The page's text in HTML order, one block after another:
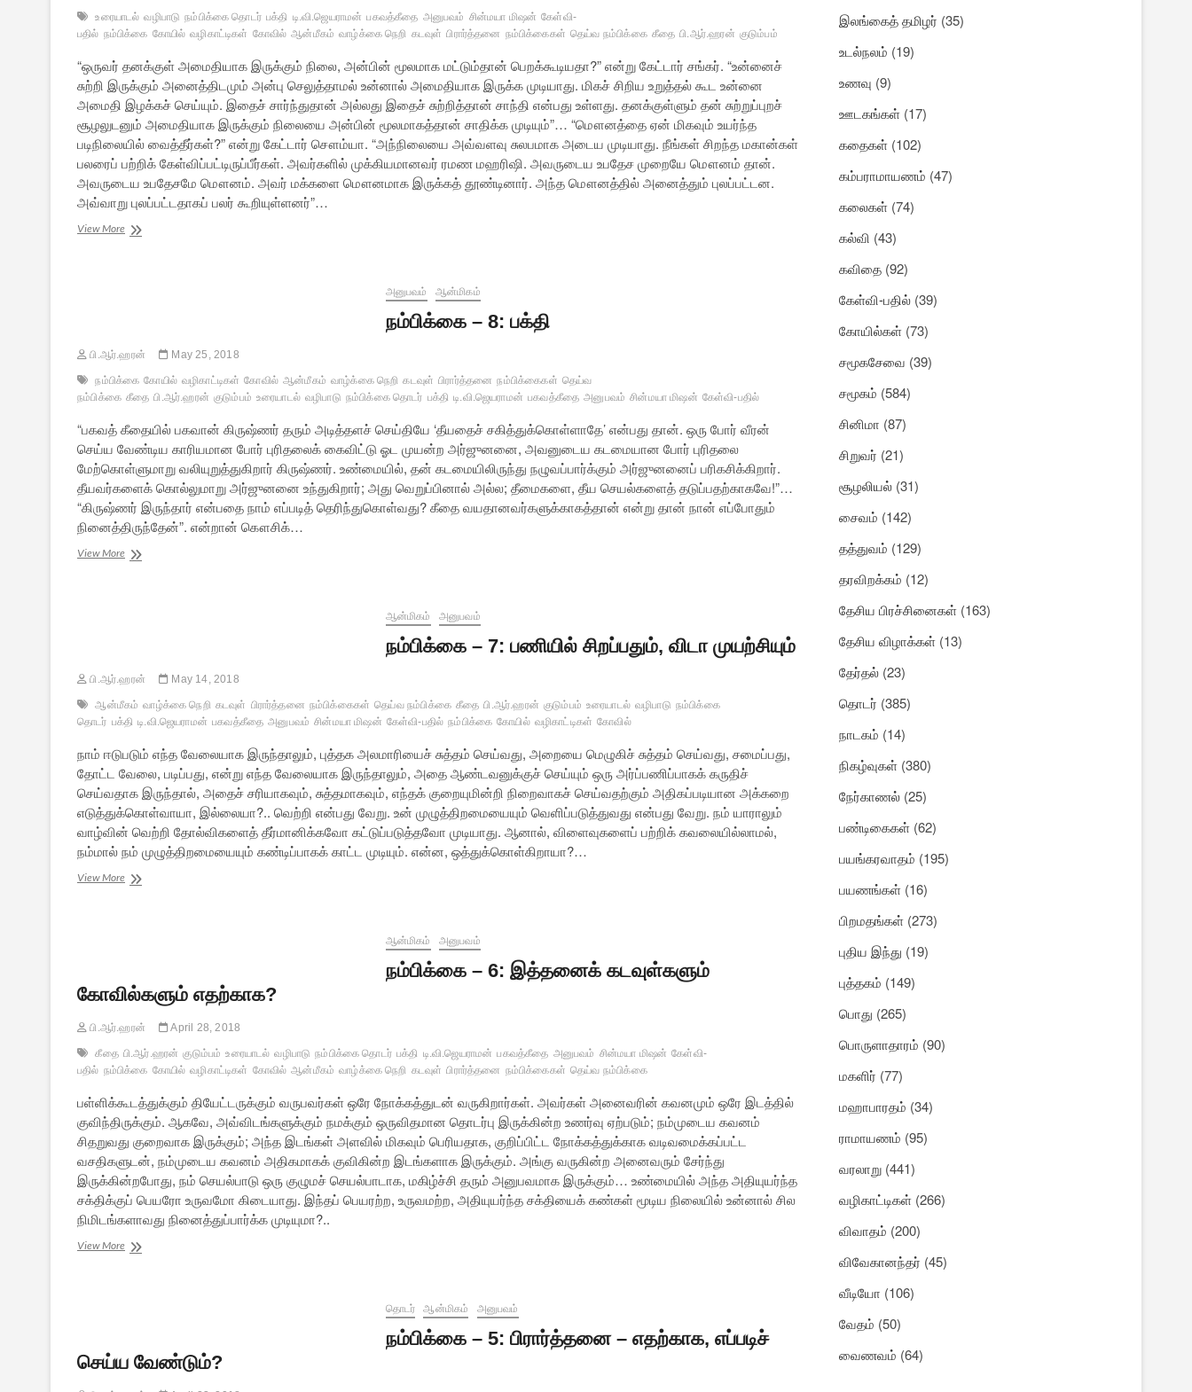
உரையாடல் வழிபாடு நம்பிக்கை தொடர் பக்தி டி.வி.ஜெயராமன் பகவத்கீதை அனுபவம் சின்மயா மிஷன் கேள்வி-
பதில் நம்பிக்கை கோயில் வழிகாட்டிகள் கோவில் ஆன்மீகம் வாழ்க்கை நெறி கடவுள் பிரார்த்தனை நம்பிக்கைகள் தெய்வ நம்பிக்கை கீதை பி.ஆர்.ஹரன் குடும்பம்
“ஒருவர் தனக்குள் அமைதியாக இருக்கும் நிலை, அன்பின் மூலமாக மட்டும்தான் பெறக்கூடியதா?” என்று கேட்டார் சங்கர். “உன்னைச்
சுற்றி இருக்கும் அனைத்திடமும் அன்பு செலுத்தாமல் உன்னால் அமைதியாக இருக்க முடியாது. மிகச் சிறிய உறுத்தல் கூட உன்னை
அமைதி இழக்கச் செய்யும். இதைச் சார்ந்துதான் அல்லது இதைச் சுற்றித்தான் சாந்தி என்பது உள்ளது. தனக்குள்ளும் தன் சுற்றுப்புறச்
சூழலுடனும் அமைதியாக இருக்கும் நிலையை அன்பின் மூலமாகத்தான் சாதிக்க முடியும்”… “மௌனத்தை ஏன் மிகவும் உயர்ந்த
படிநிலையில் வைத்தீர்கள்?” என்று கேட்டார் சௌம்யா. “அந்நிலையை அவ்வளவு சுலபமாக அடைய முடியாது. நீங்கள் சிறந்த மகான்கள்
பலரைப் பற்றிக் கேள்விப்பட்டிருப்பீர்கள். அவர்களில் முக்கியமானவர் ரமண மஹரிஷி. அவருடைய உபதேச முறையே மௌனம் தான்.
அவருடைய உபதேசமே மௌனம். அவர் மக்களை மௌனமாக இருக்கத் தூண்டினார். அந்த மௌனத்தில் அனைத்தும் புலப்பட்டன.
அவ்வாறு புலப்பட்டதாகப் பலர் கூறியுள்ளனர்”…
View Moreநம்பிக்கை
அனுபவம் ஆன்மிகம்
நம்பிக்கை – 8: பக்தி
பி.ஆர்.ஹரன் May 25, 2018
நம்பிக்கை கோயில் வழிகாட்டிகள் கோவில் ஆன்மீகம் வாழ்க்கை நெறி கடவுள் பிரார்த்தனை நம்பிக்கைகள் தெய்வ
நம்பிக்கை கீதை பி.ஆர்.ஹரன் குடும்பம் உரையாடல் வழிபாடு நம்பிக்கை தொடர் பக்தி டி.வி.ஜெயராமன் பகவத்கீதை அனுபவம் சின்மயா மிஷன் கேள்வி-பதில்
“பகவத் கீதையில் பகவான் கிருஷ்ணர் தரும் அடித்தளச் செய்தியே ‘தீயதைச் சகித்துக்கொள்ளாதே’ என்பது தான். ஒரு போர் வீரன்
செய்ய வேண்டிய காரியமான போர் புரிதலைக் கைவிட்டு ஓட முயன்ற அர்ஜுனனை, அவனுடைய கடமையான போர் புரிதலை
மேற்கொள்ளுமாறு வலியுறுத்துகிறார் கிருஷ்ணர். உண்மையில், தன் கடமையிலிருந்து நழுவப்பார்க்கும் அர்ஜுனனைப் பரிகசிக்கிறார்.
தீயவர்களைக் கொல்லுமாறு அர்ஜுனனை உந்துகிறார்; அது வெறுப்பினால் அல்ல; தீமைகளை, தீய செயல்களைத் தடுப்பதற்காகவே!”…
“கிருஷ்ணர் இருந்தார் என்பதை நாம் எப்படித் தெரிந்துகொள்வது? கீதை வயதானவர்களுக்காகத்தான் என்று தான் நான் எப்போதும்
நினைத்திருந்தேன்”. என்றான் கௌசிக்…
View Moreநம்பிக்கை
ஆன்மிகம் அனுபவம்
நம்பிக்கை – 7: பணியில் சிறப்பதும், விடா முயற்சியும்
பி.ஆர்.ஹரன் May 14, 2018
ஆன்மீகம் வாழ்க்கை நெறி கடவுள் பிரார்த்தனை நம்பிக்கைகள் தெய்வ நம்பிக்கை கீதை பி.ஆர்.ஹரன் குடும்பம் உரையாடல் வழிபாடு நம்பிக்கை
தொடர் பக்தி டி.வி.ஜெயராமன் பகவத்கீதை அனுபவம் சின்மயா மிஷன் கேள்வி-பதில் நம்பிக்கை கோயில் வழிகாட்டிகள் கோவில்
நாம் ஈடுபடும் எந்த வேலையாக இருந்தாலும், புத்தக அலமாரியைச் சுத்தம் செய்வது, அறையை மெழுகிச் சுத்தம் செய்வது, சமைப்பது,
தோட்ட வேலை, படிப்பது, என்று எந்த வேலையாக இருந்தாலும், அதை ஆண்டவனுக்குச் செய்யும் ஒரு அர்ப்பணிப்பாகக் கருதிச்
செய்வதாக இருந்தால், அதைச் சரியாகவும், சுத்தமாகவும், எந்தக் குறையுமின்றி நிறைவாகச் செய்வதற்கும் அதிகப்படியான அக்கறை
எடுத்துக்கொள்வாயா, இல்லையா?.. வெற்றி என்பது வேறு. உன் முழுத்திறமையையும் வெளிப்படுத்துவது என்பது வேறு. நம் யாராலும்
வாழ்வின் வெற்றி தோல்விகளைத் தீர்மானிக்கவோ கட்டுப்படுத்தவோ முடியாது. ஆனால், விளைவுகளைப் பற்றிக் கவலையில்லாமல்,
நம்மால் நம் முழுத்திறமையையும் கண்டிப்பாகக் காட்ட முடியும். என்ன, ஒத்துக்கொள்கிறாயா?…
View Moreநம்பிக்கை
ஆன்மிகம் அனுபவம்
நம்பிக்கை – 6: இத்தனைக் கடவுள்களும்
கோவில்களும் எதற்காக?
பி.ஆர்.ஹரன் April 28, 2018
கீதை பி.ஆர்.ஹரன் குடும்பம் உரையாடல் வழிபாடு நம்பிக்கை தொடர் பக்தி டி.வி.ஜெயராமன் பகவத்கீதை அனுபவம் சின்மயா மிஷன் கேள்வி-
பதில் நம்பிக்கை கோயில் வழிகாட்டிகள் கோவில் ஆன்மீகம் வாழ்க்கை நெறி கடவுள் பிரார்த்தனை நம்பிக்கைகள் தெய்வ நம்பிக்கை
பள்ளிக்கூடத்துக்கும் தியேட்டருக்கும் வருபவர்கள் ஒரே நோக்கத்துடன் வருகிறார்கள். அவர்கள் அனைவரின் கவனமும் ஒரே இடத்தில்
குவிந்திருக்கும். ஆகவே, அவ்விடங்களுக்கும் நமக்கும் ஒருவிதமான தொடர்பு இருக்கின்ற உணர்வு ஏற்படும்; நம்முடைய கவனம்
சிதறுவது குறைவாக இருக்கும்; அந்த இடங்கள் அளவில் மிகவும் பெரியதாக, குறிப்பிட்ட நோக்கத்துக்காக வடிவமைக்கப்பட்ட
வசதிகளுடன், நம்முடைய கவனம் அதிகமாகக் குவிகின்ற இடங்களாக இருக்கும். அங்கு வருகின்ற அனைவரும் சேர்ந்து
இருக்கின்றபோது, நம் செயல்பாடு ஒரு குழுமச் செயல்பாடாக, மகிழ்ச்சி தரும் அனுபவமாக இருக்கும்… உண்மையில் அந்த அதியுயர்ந்த
சக்திக்குப் பெயரோ உருவமோ கிடையாது. இந்தப் பெயரற்ற, உருவமற்ற, அதியுயர்ந்த சக்தியைக் கண்கள் மூடிய நிலையில் உன்னால் சில
நிமிடங்களாவது நினைத்துப்பார்க்க முடியுமா?..
View Moreநம்பிக்கை
தொடர் ஆன்மிகம் அனுபவம்
நம்பிக்கை – 5: பிரார்த்தனை – எதற்காக, எப்படிச்
செய்ய வேண்டும்?
இலங்கைத் தமிழர் (35)
உடல்நலம் (19)
உணவு (9)
ஊடகங்கள் (17)
கதைகள் (102)
கம்பராமாயணம் (47)
கலைகள் (74)
கல்வி (43)
கவிதை (92)
கேள்வி-பதில் (39)
கோயில்கள் (73)
சமூகசேவை (39)
சமூகம் (584)
சினிமா (87)
சிறுவர் (21)
சூழலியல் (31)
சைவம் (142)
தத்துவம் (129)
தரவிறக்கம் (12)
தேசிய பிரச்சினைகள் (163)
தேசிய விழாக்கள் (13)
தேர்தல் (23)
தொடர் (385)
நாடகம் (14)
நிகழ்வுகள் (380)
நேர்காணல் (25)
பண்டிகைகள் (62)
பயங்கரவாதம் (195)
பயணங்கள் (16)
பிறமதங்கள் (273)
புதிய இந்து (19)
புத்தகம் (149)
பொது (265)
பொருளாதாரம் (90)
மகளிர் (77)
மஹாபாரதம் (34)
ராமாயணம் (95)
வரலாறு (441)
வழிகாட்டிகள் (266)
விவாதம் (200)
விவேகானந்தர் (45)
வீடியோ (106)
வேதம் (50)
வைணவம் (64)